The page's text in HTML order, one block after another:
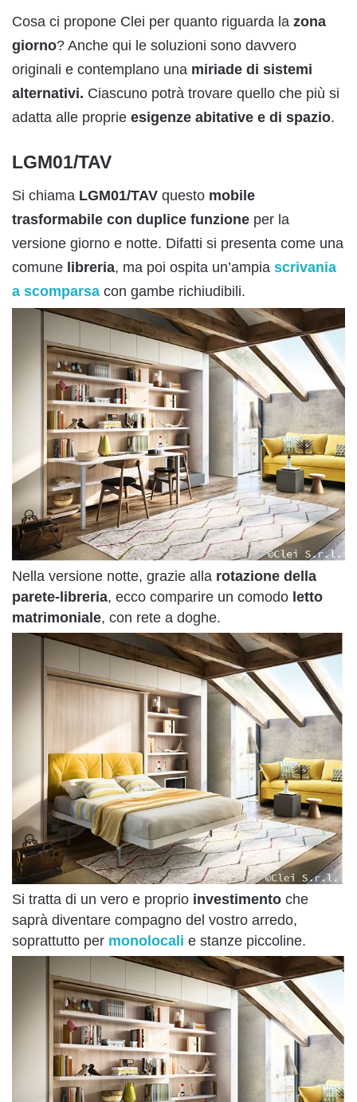
Cosa ci propone Clei per quanto riguarda la zona
giorno? Anche qui le soluzioni sono davvero
originali e contemplano una miriade di sistemi
alternativi. Ciascuno potrà trovare quello che più si
adatta alle proprie esigenze abitative e di spazio.
LGM01/TAV
Si chiama LGM01/TAV questo mobile
trasformabile con duplice funzione per la
versione giorno e notte. Difatti si presenta come una
comune libreria, ma poi ospita un’ampia scrivania
a scomparsa con gambe richiudibili.
Nella versione notte, grazie alla rotazione della
parete-libreria, ecco comparire un comodo letto
matrimoniale, con rete a doghe.
Si tratta di un vero e proprio investimento che
saprà diventare compagno del vostro arredo,
soprattutto per monolocali e stanze piccoline.